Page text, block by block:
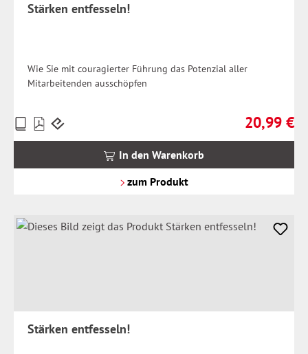
Stärken entfesseln!
Wie Sie mit couragierter Führung das Potenzial aller
Mitarbeitenden ausschöpfen
Regulärer
20,99 €
Preise
inkl.
In den Warenkorb
zum Produkt
Stärken entfesseln!